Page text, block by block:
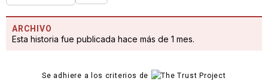
ARCHIVO
Esta historia fue publicada hace más de 1 mes.
Se adhiere a los criterios de